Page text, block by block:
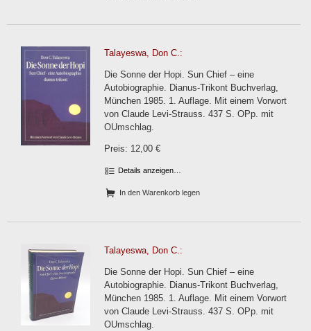
Talayeswa, Don C.:
Die Sonne der Hopi. Sun Chief – eine
Autobiographie. Dianus-Trikont Buchverlag,
München 1985. 1. Auflage. Mit einem Vorwort
von Claude Levi-Strauss. 437 S. OPp. mit
OUmschlag.
Preis: 12,00 €
Details anzeigen…
In den Warenkorb legen
Talayeswa, Don C.:
Die Sonne der Hopi. Sun Chief – eine
Autobiographie. Dianus-Trikont Buchverlag,
München 1985. 1. Auflage. Mit einem Vorwort
von Claude Levi-Strauss. 437 S. OPp. mit
OUmschlag.